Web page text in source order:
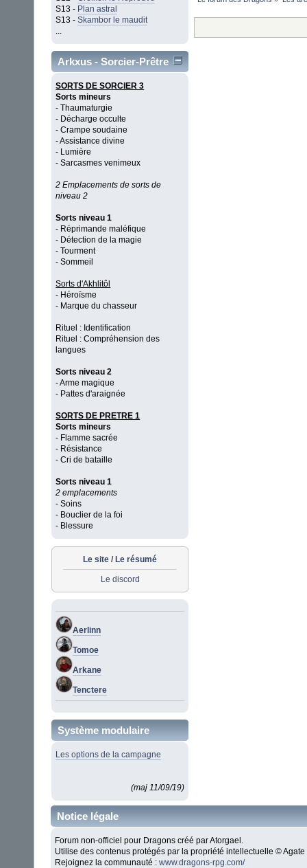
S13 - Plan astral
S13 -Skambor le maudit
...
Arkxus - Sorcier-Prêtre
SORTS DE SORCIER 3
Sorts mineurs
- Thaumaturgie
- Décharge occulte
- Crampe soudaine
- Assistance divine
- Lumière
- Sarcasmes venimeux
2 Emplacements de sorts de
niveau 2
Sorts niveau 1
- Réprimande maléfique
- Détection de la magie
- Tourment
- Sommeil
Sorts d'Akhlitôl
- Héroïsme
- Marque du chasseur
Rituel : Identification
Rituel : Compréhension des
langues
Sorts niveau 2
- Arme magique
- Pattes d'araignée
SORTS DE PRETRE 1
Sorts mineurs
- Flamme sacrée
- Résistance
- Cri de bataille
Sorts niveau 1
2 emplacements
- Soins
- Bouclier de la foi
- Blessure
Le site / Le résumé
Le discord
Aerlinn
Tomoe
Arkane
Tenctere
Système modulaire
Les options de la campagne
(maj 11/09/19)
Notice légale
Forum non-officiel pour Dragons créé par Atorgael.
Utilise des contenus protégés par la propriété intellectuelle ©
Rejoignez la communauté :www.dragons-rpg.com/